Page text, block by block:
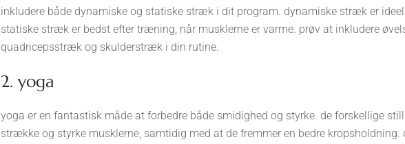
inkludere både dynamiske og statiske stræk i dit program. dynamiske stræk er
statiske stræk er bedst efter træning, når musklerne er varme. prøv at inkludere
quadricepsstræk og skulderstræk i din rutine.
2. yoga
yoga er en fantastisk måde at forbedre både smidighed og styrke. de forskellige
strække og styrke musklerne, samtidig med at de fremmer en bedre